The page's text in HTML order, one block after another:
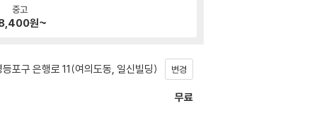
중고
원~
포구 은행로 11(여의도동, 일신빌딩) 변경
무료